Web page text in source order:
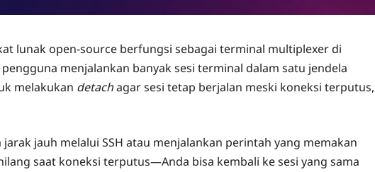
lunak open-source berfungsi sebagai terminal multiplexer di
menjalankan banyak sesi terminal dalam satu jendela
melakukan detachagar sesi tetap berjalan meski koneksi terputus,
jauh melalui SSH atau menjalankan perintah yang memakan
saat koneksi terputus—Anda bisa kembali ke sesi yang sama